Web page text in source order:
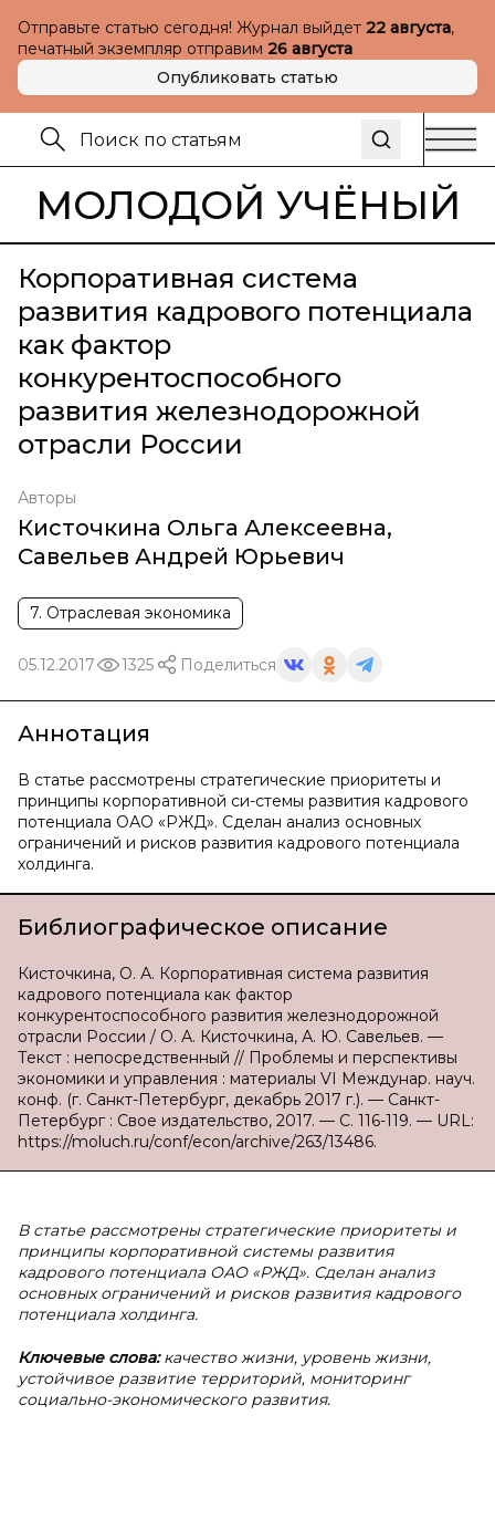
Отправьте статью сегодня! Журнал выйдет 22 августа,
печатный экземпляр отправим 26 августа
Опубликовать статью
МОЛОДОЙ УЧЁНЫЙ
Корпоративная система
развития кадрового потенциала
как фактор
конкурентоспособного
развития железнодорожной
отрасли России
Авторы
Кисточкина Ольга Алексеевна,
Савельев Андрей Юрьевич
7. Отраслевая экономика
05.12.2017 1325 Поделиться
Аннотация
В статье рассмотрены стратегические приоритеты и
принципы корпоративной си-стемы развития кадрового
потенциала ОАО «РЖД». Сделан анализ основных
ограничений и рисков развития кадрового потенциала
холдинга.
Библиографическое описание
Кисточкина, О. А. Корпоративная система развития
кадрового потенциала как фактор
конкурентоспособного развития железнодорожной
отрасли России / О. А. Кисточкина, А. Ю. Савельев. —
Текст : непосредственный // Проблемы и перспективы
экономики и управления : материалы VI Междунар. науч.
конф. (г. Санкт-Петербург, декабрь 2017 г.). — Санкт-
Петербург : Свое издательство, 2017. — С. 116-119. — URL:
https://moluch.ru/conf/econ/archive/263/13486.
В статье рассмотрены стратегические приоритеты и
принципы корпоративной системы развития
кадрового потенциала ОАО «РЖД». Сделан анализ
основных ограничений и рисков развития кадрового
потенциала холдинга.
Ключевые слова:качество жизни, уровень жизни,
устойчивое развитие территорий, мониторинг
социально-экономического развития.